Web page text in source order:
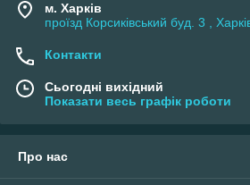
м. Харків
проїзд Корсиківський буд. 3 ,
Контакти
Сьогодні вихідний
Показати весь графік роботи
Про нас